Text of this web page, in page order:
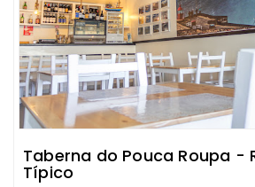
Taberna do Pouca Roupa -
Típico